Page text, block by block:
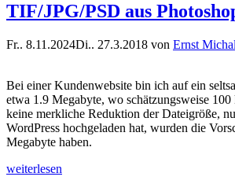
TIF/JPG/PSD aus
Fr.. 8.11.2024Di.. 27.3.2018 von Ernst
Bei einer Kundenwebsite bin ich auf ein
etwa 1.9 Megabyte, wo schätzungsweise
keine merkliche Reduktion der Dateigröße,
WordPress hochgeladen hat, wurden die
Megabyte haben.
weiterlesen